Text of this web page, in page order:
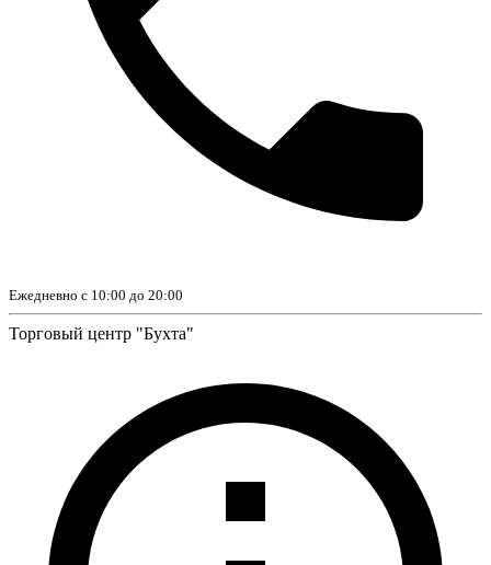
Ежедневно с 10:00 до 20:00
Торговый центр "Бухта"